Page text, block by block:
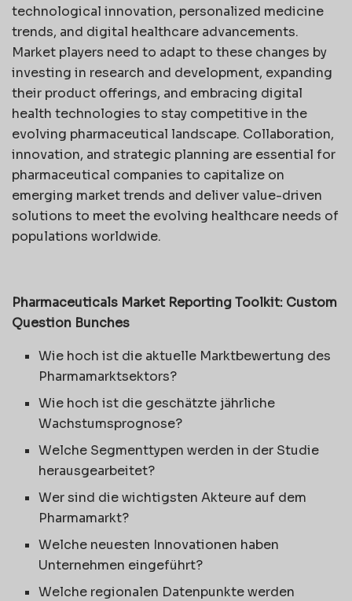
technological innovation, personalized medicine
trends, and digital healthcare advancements.
Market players need to adapt to these changes by
investing in research and development, expanding
their product offerings, and embracing digital
health technologies to stay competitive in the
evolving pharmaceutical landscape. Collaboration,
innovation, and strategic planning are essential for
pharmaceutical companies to capitalize on
emerging market trends and deliver value-driven
solutions to meet the evolving healthcare needs of
populations worldwide.
Pharmaceuticals Market Reporting Toolkit: Custom
Question Bunches
Wie hoch ist die aktuelle Marktbewertung des
Pharmamarktsektors?
Wie hoch ist die geschätzte jährliche
Wachstumsprognose?
Welche Segmenttypen werden in der Studie
herausgearbeitet?
Wer sind die wichtigsten Akteure auf dem
Pharmamarkt?
Welche neuesten Innovationen haben
Unternehmen eingeführt?
Welche regionalen Datenpunkte werden